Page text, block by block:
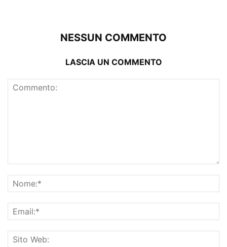
NESSUN COMMENTO
LASCIA UN COMMENTO